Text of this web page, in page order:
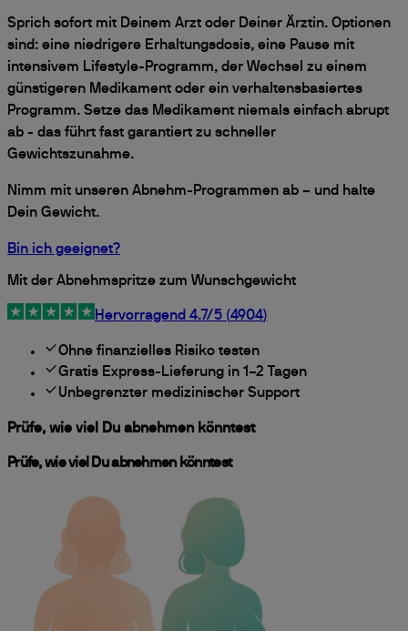
Sprich sofort mit Deinem Arzt oder Deiner Ärztin. Optionen
sind: eine niedrigere Erhaltungsdosis, eine Pause mit
intensivem Lifestyle-Programm, der Wechsel zu einem
günstigeren Medikament oder ein verhaltensbasiertes
Programm. Setze das Medikament niemals einfach abrupt
ab - das führt fast garantiert zu schneller
Gewichtszunahme.
Nimm mit unseren Abnehm-Programmen ab – und halte
Dein Gewicht.
Bin ich geeignet?
Mit der Abnehmspritze zum Wunschgewicht
Hervorragend 4.7/5 (4904)
Ohne finanzielles Risiko testen
Gratis Express-Lieferung in 1–2 Tagen
Unbegrenzter medizinischer Support
Prüfe, wie viel Du abnehmen könntest
Prüfe, wie viel Du abnehmen könntest